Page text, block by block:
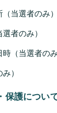
当選者のみ）
者のみ）
（当選者のみ
）
保護につい